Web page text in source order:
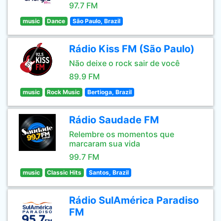
97.7 FM
music Dance São Paulo, Brazil
Rádio Kiss FM (São Paulo)
Não deixe o rock sair de você
89.9 FM
music Rock Music Bertioga, Brazil
Rádio Saudade FM
Relembre os momentos que
marcaram sua vida
99.7 FM
music Classic Hits Santos, Brazil
Rádio SulAmérica Paradiso
FM